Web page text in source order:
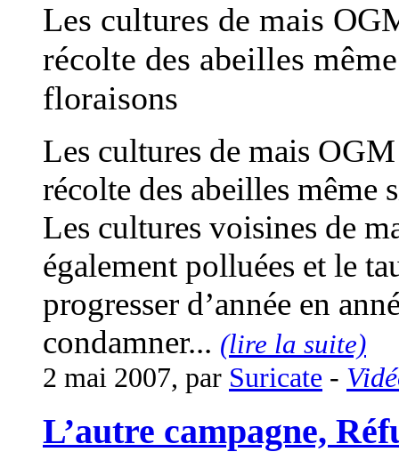
Les cultures de mais
récolte des abeilles
floraisons
Les cultures de mais
récolte des abeilles même
Les cultures voisines de
également polluées et le
progresser d’année en
condamner... (lire la suite)
2 mai 2007, par Suricate -
L’autre campagne,